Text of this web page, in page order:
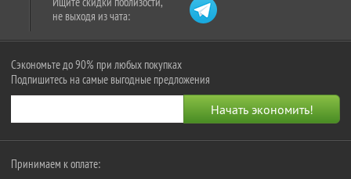
не выходя из чата:
Сэкономьте до 90% при любых покупках
Подпишитесь на самые выгодные предложения
Принимаем к оплате: